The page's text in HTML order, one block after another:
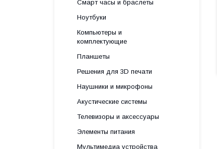
Смарт часы и браслеты
Ноутбуки
Компьютеры и
комплектующие
Планшеты
Решения для 3D печати
Наушники и микрофоны
Акустические системы
Телевизоры и аксессуары
Элементы питания
Мультимедиа устройства